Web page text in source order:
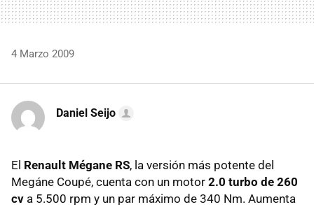
4 Marzo 2009
Daniel Seijo
El Renault Mégane RS, la versión más potente del
Megáne Coupé, cuenta con un motor 2.0 turbo de 260
cv a 5.500 rpm y un par máximo de 340 Nm. Aumenta